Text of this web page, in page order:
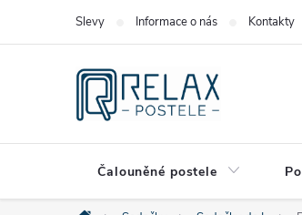
Slevy Informace o nás Kontakty
Čalouněné postele